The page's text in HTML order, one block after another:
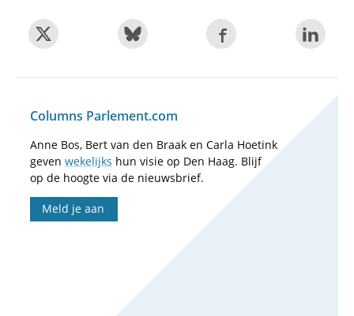
Columns Parlement.com
Anne Bos, Bert van den Braak en Carla Hoetink
geven wekelijks hun visie op Den Haag. Blijf
op de hoogte via de nieuwsbrief.
Meld je aan